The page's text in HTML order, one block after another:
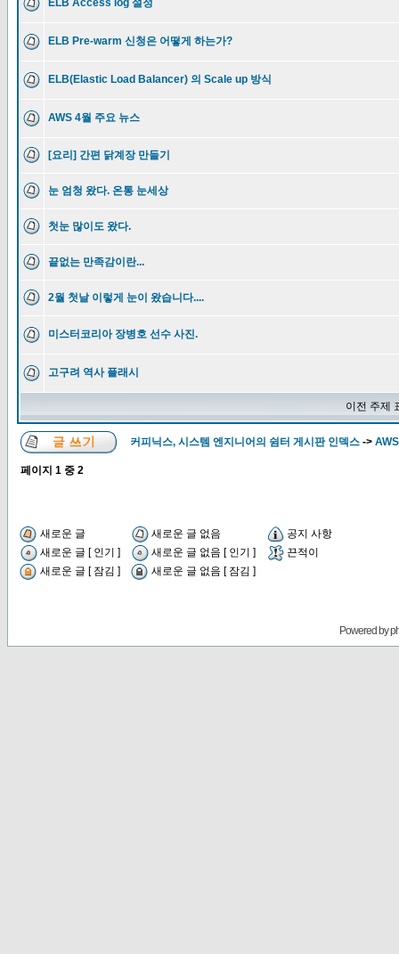
ELB Access log 설정
ELB Pre-warm 신청은 어떻게 하는가?
ELB(Elastic Load Balancer) 의 Scale up 방식
AWS 4월 주요 뉴스
[요리] 간편 닭계장 만들기
눈 엄청 왔다. 온통 눈세상
첫눈 많이도 왔다.
끝없는 만족감이란...
2월 첫날 이렇게 눈이 왔습니다....
미스터코리아 장병호 선수 사진.
고구려 역사 플래시
이전 주제
커피닉스, 시스템 엔지니어의 쉼터 게시판 인덱스 -> AWS
페이지 1 중 2
새로운 글 새로운 글 없음
공지 사항
새로운 글 [ 인기 ]
새로운 글 없음 [ 인기 ]
끈적이
새로운 글 [ 잠김 ]
새로운 글 없음 [ 잠김 ]
Powered by